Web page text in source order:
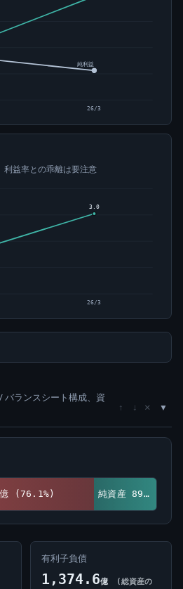
純利益
26/3
利益率との乖離は要注意
3.0
26/3
バランスシート構成、資
↑ ↓ ×
(76.1%) 純資産 894.6億 (23.9%)
有利子負債
1,374.6億 (総資産の